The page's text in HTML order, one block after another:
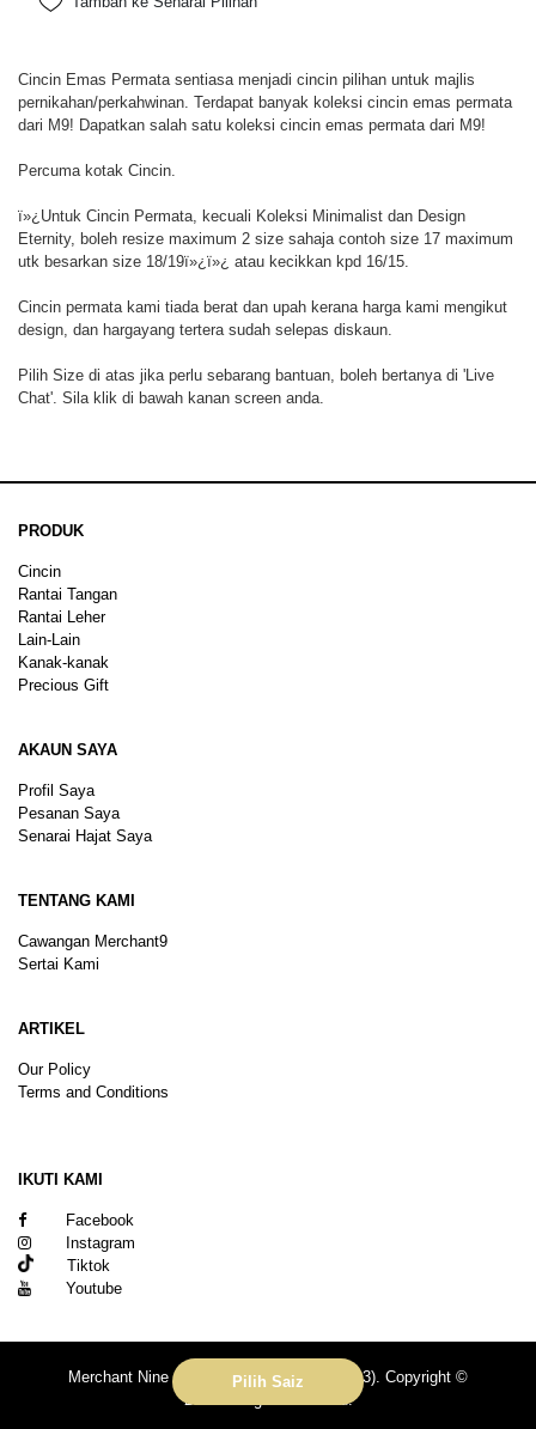
Cincin Emas Permata sentiasa menjadi cincin pilihan untuk majlis
pernikahan/perkahwinan. Terdapat banyak koleksi cincin emas permata
dari M9! Dapatkan salah satu koleksi cincin emas permata dari M9!
Percuma kotak Cincin.
ï»¿Untuk Cincin Permata, kecuali Koleksi Minimalist dan Design
Eternity, boleh resize maximum 2 size sahaja contoh size 17 maximum
utk besarkan size 18/19ï»¿ï»¿ atau kecikkan kpd 16/15.
Cincin permata kami tiada berat dan upah kerana harga kami mengikut
design, dan hargayang tertera sudah selepas diskaun.
Pilih Size di atas jika perlu sebarang bantuan, boleh bertanya di 'Live
Chat'. Sila klik di bawah kanan screen anda.
Pilih Saiz
PRODUK
Cincin
Rantai Tangan
Rantai Leher
Lain-Lain
Kanak-kanak
Precious Gift
AKAUN SAYA
Profil Saya
Pesanan Saya
Senarai Hajat Saya
TENTANG KAMI
Cawangan Merchant9
Sertai Kami
ARTIKEL
Our Policy
Terms and Conditions
IKUTI KAMI
Facebook
Instagram
Tiktok
Youtube
Merchant Nine Sdn Bhd (No. 201601039113). Copyright ©
2026.All rights reserved.